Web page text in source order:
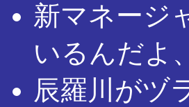
新マネージ
いるんだよ
辰羅川がヅ